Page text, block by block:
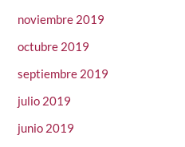
noviembre 2019
octubre 2019
septiembre 2019
julio 2019
junio 2019